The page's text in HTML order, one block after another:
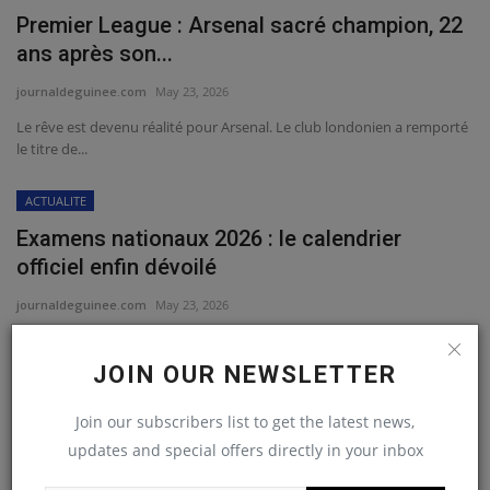
JOIN OUR NEWSLETTER
Join our subscribers list to get the latest news,
updates and special offers directly in your inbox
Premier League : Arsenal sacré champion, 22
ans après son...
journaldeguinee.com May 23, 2026
Le rêve est devenu réalité pour Arsenal. Le club londonien a remporté
le titre de...
ACTUALITE
Examens nationaux 2026 : le calendrier
officiel enfin dévoilé
journaldeguinee.com May 23, 2026
Le ministère de l’Éducation nationale et de l’Alphabétisation a dévoilé
le calendrier...
ACTUALITE
CRIEF :Badra Koné doit rester à la maison